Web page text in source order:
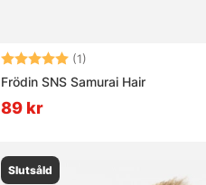
Betyg: (1)
Frödin SNS Samurai Hair
89 kr
Slutsåld